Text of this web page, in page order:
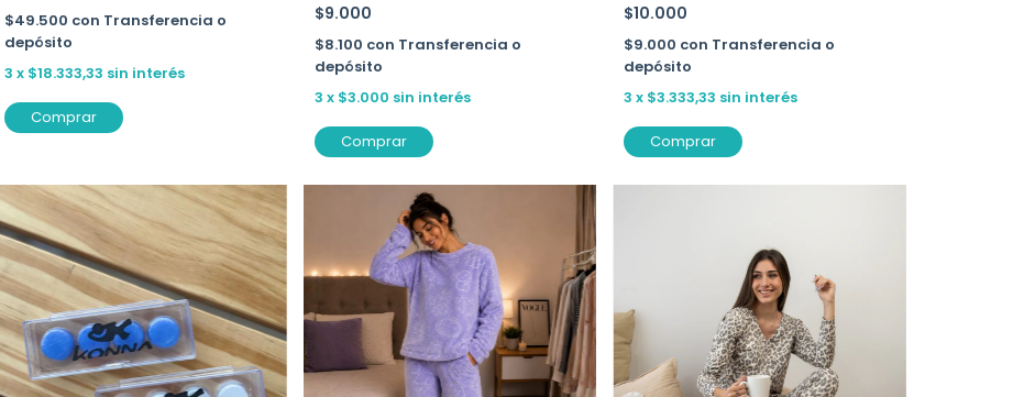
$49.500 con Transferencia o
depósito
3 x $18.333,33 sin interés
Comprar
$9.000
$8.100 con Transferencia o
depósito
3 x $3.000 sin interés
Comprar
$10.000
$9.000 con Transferencia o
depósito
3 x $3.333,33 sin interés
Comprar